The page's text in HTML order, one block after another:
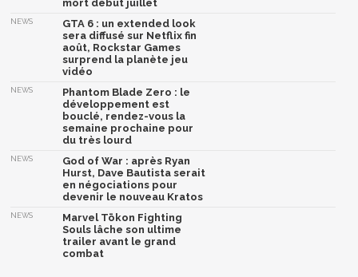
mort début juillet
NEWS
GTA 6 : un extended look
sera diffusé sur Netflix fin
août, Rockstar Games
surprend la planète jeu
vidéo
NEWS
Phantom Blade Zero : le
développement est
bouclé, rendez-vous la
semaine prochaine pour
du très lourd
NEWS
God of War : après Ryan
Hurst, Dave Bautista serait
en négociations pour
devenir le nouveau Kratos
NEWS
Marvel Tōkon Fighting
Souls lâche son ultime
trailer avant le grand
combat